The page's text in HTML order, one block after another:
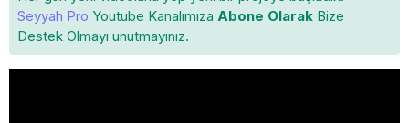
Seyyah Pro Youtube Kanalımıza Abone Olarak Bize
Destek Olmayı unutmayınız.